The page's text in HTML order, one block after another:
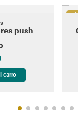
push
carro